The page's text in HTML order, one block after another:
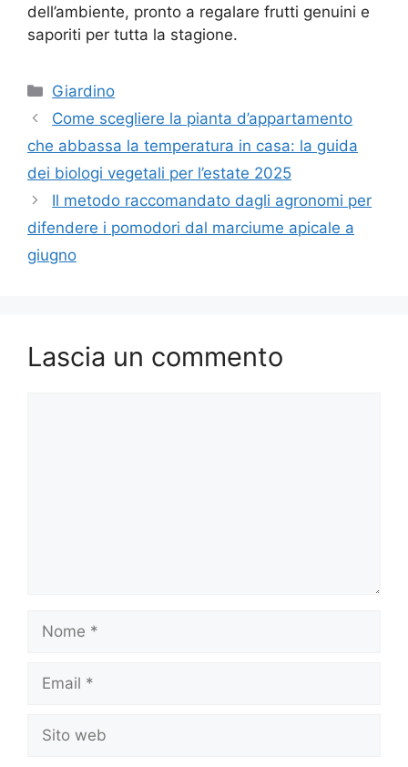
dell’ambiente, pronto a regalare frutti genuini e
saporiti per tutta la stagione.
Categorie
Giardino
Come scegliere la pianta d’appartamento
che abbassa la temperatura in casa: la guida
dei biologi vegetali per l’estate 2025
Il metodo raccomandato dagli agronomi per
difendere i pomodori dal marciume apicale a
giugno
Lascia un commento
Nome
Email
Sito
web